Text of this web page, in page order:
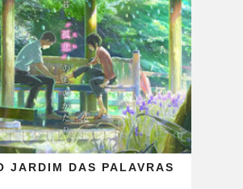
JARDIM DAS PALAVRAS